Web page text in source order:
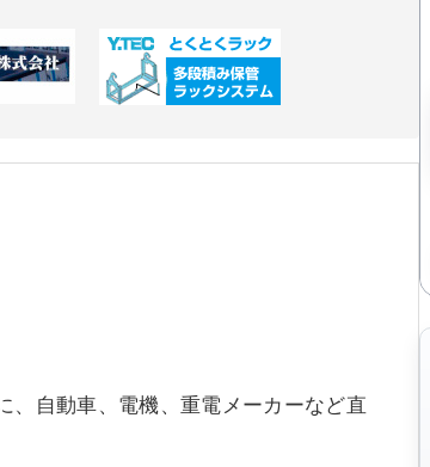
自動車、電機、重電メーカーなど直